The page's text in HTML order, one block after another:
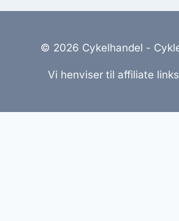
© 2026 Cykelhandel -
Vi henviser til affiliate